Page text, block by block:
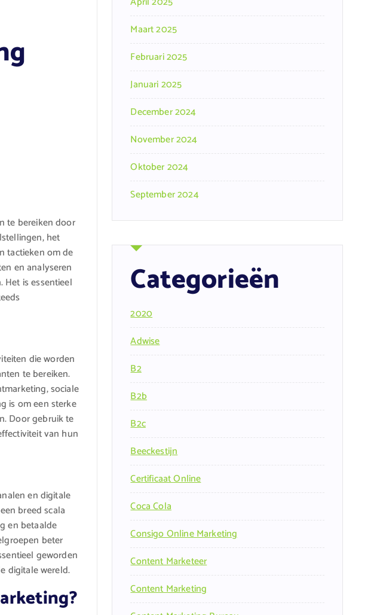
te bereiken door
het
tactieken om de
en analyseren
is essentieel
die worden
te bereiken.
sociale
is om een sterke
Door gebruik te
van hun
en digitale
breed scala
en betaalde
beter
geworden
digitale wereld.
Maart 2025
Februari 2025
Januari 2025
December 2024
November 2024
Oktober 2024
September 2024
Categorieën
2020
Adwise
B2
B2b
B2c
Beeckestijn
Certificaat Online
Coca Cola
Consigo Online Marketing
Content Marketeer
Content Marketing